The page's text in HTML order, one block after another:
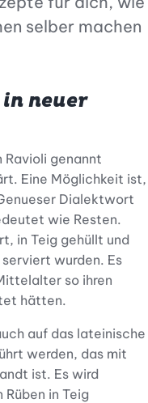
selber machen
neuer
Ravioli genannt
Eine Möglichkeit ist,
Dialektwort
wie Resten.
in Teig gehüllt und
wurden. Es
so ihren
hätten.
auf das lateinische
werden, das mit
ist. Es wird
in Teig